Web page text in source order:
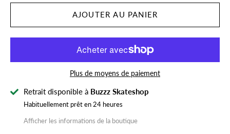
Plus de moyens de paiement
Retrait disponible à Buzzz Skateshop
Habituellement prêt en 24 heures
Afficher les informations de la boutique